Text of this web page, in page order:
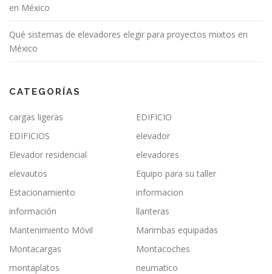
en México
Qué sistemas de elevadores elegir para proyectos mixtos en
México
CATEGORÍAS
cargas ligeras
EDIFICIO
EDIFICIOS
elevador
Elevador residencial
elevadores
elevautos
Equipo para su taller
Estacionamiento
informacion
información
llanteras
Mantenimiento Móvil
Marimbas equipadas
Montacargas
Montacoches
montaplatos
neumatico